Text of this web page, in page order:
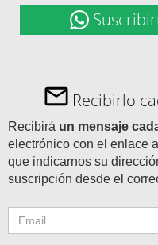
Recibirlo
Recibirá un mensaje
electrónico con el enlace
que indicarnos su
suscripción desde el